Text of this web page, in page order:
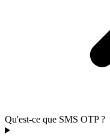
Qu'est-ce que SMS OTP ?